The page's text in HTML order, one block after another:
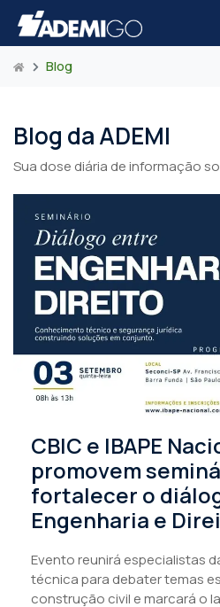
Blog
Blog da ADEMI
Sua dose diária de informação
CBIC e IBAPE
promovem
fortalecer o
Engenharia e
Evento reunirá especialistas
técnica para debater temas
construção civil e marcará o